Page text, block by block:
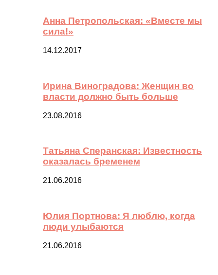
Анна Петропольская: «Вместе мы
сила!»
14.12.2017
Ирина Виноградова: Женщин во
власти должно быть больше
23.08.2016
Татьяна Сперанская: Известность
оказалась бременем
21.06.2016
Юлия Портнова: Я люблю, когда
люди улыбаются
21.06.2016